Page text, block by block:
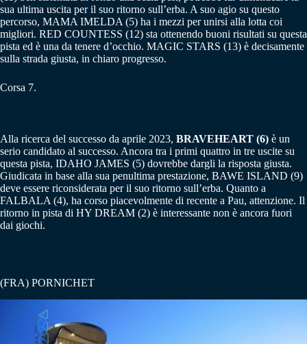
sua ultima uscita per il suo ritorno sull’erba. A suo agio su questo
percorso, MAMA IMELDA (5) ha i mezzi per unirsi alla lotta coi
migliori. RED COUNTESS (12) sta ottenendo buoni risultati su questa
pista ed è una da tenere d’occhio. MAGIC STARS (13) è decisamente
sulla strada giusta, in chiaro progresso.
Corsa 7.
Alla ricerca del successo da aprile 2023, BRAVEHEART (6) è un
serio candidato al successo. Ancora tra i primi quattro in tre uscite su
questa pista, IDAHO JAMES (5) dovrebbe dargli la risposta giusta.
Giudicata in base alla sua penultima prestazione, BAWE ISLAND (9)
deve essere riconsiderata per il suo ritorno sull’erba. Quanto a
FALBALA (4), ha corso piacevolmente di recente a Pau, attenzione. Il
ritorno in pista di HY DREAM (2) è interessante non è ancora fuori
dai giochi.
(FRA) PORNICHET